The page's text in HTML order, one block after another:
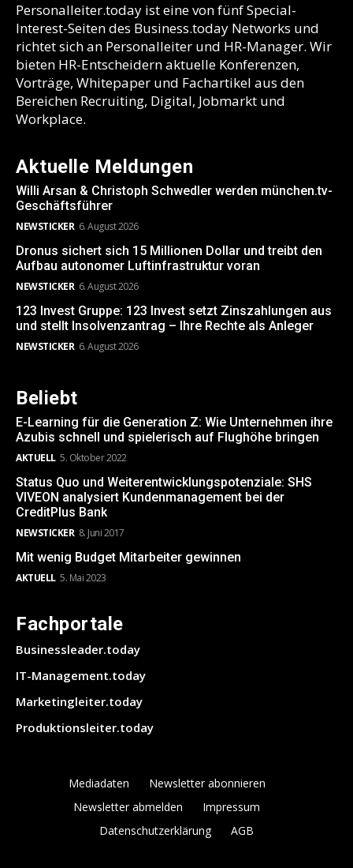
Personalleiter.today ist eine von fünf Special-
Interest-Seiten des Business.today Networks und
richtet sich an Personalleiter und HR-Manager. Wir
bieten HR-Entscheidern aktuelle Konferenzen,
Vorträge, Whitepaper und Fachartikel aus den
Bereichen Recruiting, Digital, Jobmarkt und
Workplace.
Aktuelle Meldungen
Willi Arsan & Christoph Schwedler werden münchen.tv-
Geschäftsführer
NEWSTICKER 6. August 2026
Dronus sichert sich 15 Millionen Dollar und treibt den
Aufbau autonomer Luftinfrastruktur voran
NEWSTICKER 6. August 2026
123 Invest Gruppe: 123 Invest setzt Zinszahlungen aus
und stellt Insolvenzantrag – Ihre Rechte als Anleger
NEWSTICKER 6. August 2026
Beliebt
E-Learning für die Generation Z: Wie Unternehmen ihre
Azubis schnell und spielerisch auf Flughöhe bringen
AKTUELL 5. Oktober 2022
Status Quo und Weiterentwicklungspotenziale: SHS
VIVEON analysiert Kundenmanagement bei der
CreditPlus Bank
NEWSTICKER 8. Juni 2017
Mit wenig Budget Mitarbeiter gewinnen
AKTUELL 5. Mai 2023
Fachportale
Businessleader.today
IT-Management.today
Marketingleiter.today
Produktionsleiter.today
Mediadaten
Newsletter abonnieren
Newsletter abmelden
Impressum
Datenschutzerklärung
AGB